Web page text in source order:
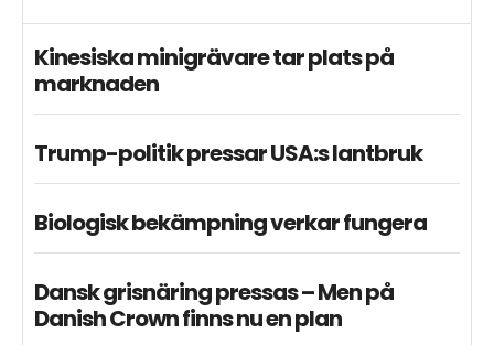
Kinesiska minigrävare tar plats på
marknaden
Trump-politik pressar USA:s lantbruk
Biologisk bekämpning verkar fungera
Dansk grisnäring pressas – Men på
Danish Crown finns nu en plan